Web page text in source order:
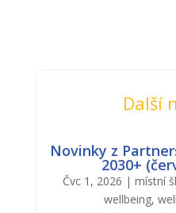
Další
Novinky z
2030+
Čvc 1, 2026 | místní
wellbeing,